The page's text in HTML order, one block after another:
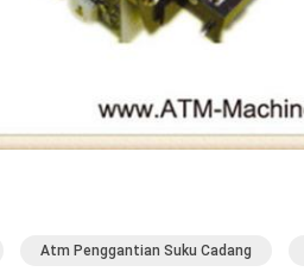
Atm Penggantian Suku Cadang